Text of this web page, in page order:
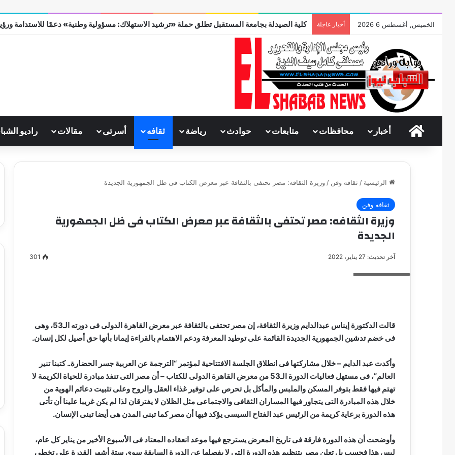
الخميس, أغسطس 6 2026 أخبار عاجلة كلية الصيدلة بجامعة المستقبل تطلق حملة «ترشيد الاستهلاك: مسؤولية وطنية» دعمًا للاستدامة ورؤية
الرئيسية
أخبار محافظات متابعات حوادث رياضة ثقافه أسرتى مقالات راديو
الرئيسية / ثقافه وفن / وزيرة الثقافه: مصر تحتفى بالثقافة عبر معرض الكتاب فى ظل الجمهورية الجديدة
ثقافه وفن
وزيرة الثقافه: مصر تحتفى بالثقافة عبر معرض الكتاب فى ظل الجمهورية
الجديدة
آخر تحديث: 27 يناير، 2022 301
قالت الدكتورة إيناس عبدالدايم وزيرة الثقافة، إن مصر تحتفى بالثقافة عبر معرض القاهرة الدولى فى دورته الـ53، وهى
فى خضم تدشين الجمهورية الجديدة القائمة على توطيد المعرفة ودعم الاهتمام بالقراءة إيمانا بأنها حق أصيل لكل إنسان.
وأكدت عبد الدايم – خلال مشاركتها فى انطلاق الجلسة الافتتاحية لمؤتمر “الترجمة عن العربية جسر الحضارة.. كتبنا تنير
العالم”، فى مستهل فعاليات الدورة الـ53 من معرض القاهرة الدولى للكتاب – أن مصر التى تنفذ مبادرة للحياة الكريمة لا
تهتم فيها فقط بتوفر المسكن والملبس والمأكل بل تحرص على توفير غذاء العقل والروح وعلى تثبيت دعائم الهوية من
خلال هذه المبادرة التى يتجاور فيها المساران الثقافى والاجتماعى مثل الظلان لا يفترقان لذا لم يكن غريبا علينا أن تأتى
هذه الدورة برعاية كريمة من الرئيس عبد الفتاح السيسى يؤكد فيها أن مصر كما تبنى المدن هى أيضا تبنى الإنسان.
وأوضحت أن هذه الدورة فارقة فى تاريخ المعرض يسترجع فيها موعد انعقاده المعتاد فى الأسبوع الأخير من يناير كل عام،
ليس هذا فحسب بل تعلن مصر بتنظيم هذه الدورة التى لا يفصلها عن الدورة السابقة سوى ستة أشهر القدرة على تخطى
….
يكتب
عطوه
كليوباترا
القرن
21
مصطفى كامل سيف الدين …. يكتب
مايسه عطوه كليوباترا القرن 21
….
يكتب
جديدمصطفى كامل سيف الدين …. يكتب
ميلاد جديد